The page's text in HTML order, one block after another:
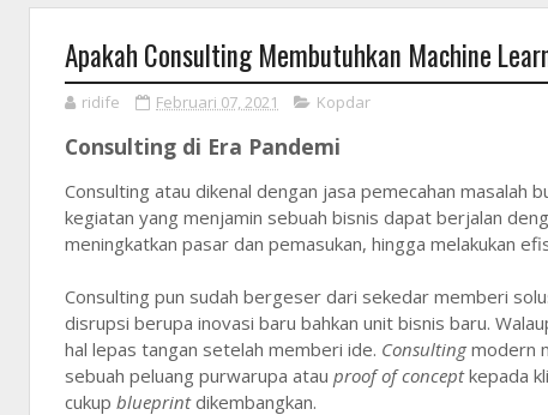
Apakah Consulting Membutuhkan Machine
ridife Februari 07, 2021 Kopdar
Consulting di Era Pandemi
Consulting atau dikenal dengan jasa pemecahan masalah
kegiatan yang menjamin sebuah bisnis dapat berjalan
meningkatkan pasar dan pemasukan, hingga melakukan
Consulting pun sudah bergeser dari sekedar memberi
disrupsi berupa inovasi baru bahkan unit bisnis baru.
hal lepas tangan setelah memberi ide. Consultingmodern
sebuah peluang purwarupa atau proof of conceptkepada
cukup blueprintdikembangkan.